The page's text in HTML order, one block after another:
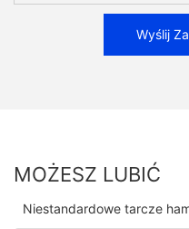
Wyślij
MOŻESZ LUBIĆ
Niestandardowe tarcze